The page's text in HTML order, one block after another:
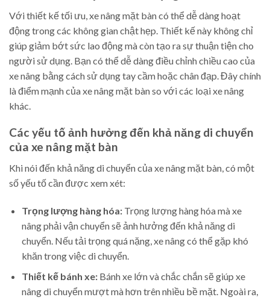
Với thiết kế tối ưu, xe nâng mặt bàn có thể dễ dàng hoạt
động trong các không gian chật hẹp. Thiết kế này không chỉ
giúp giảm bớt sức lao động mà còn tạo ra sự thuận tiện cho
người sử dụng. Bạn có thể dễ dàng điều chỉnh chiều cao của
xe nâng bằng cách sử dụng tay cầm hoặc chân đạp. Đây chính
là điểm mạnh của xe nâng mặt bàn so với các loại xe nâng
khác.
Các yếu tố ảnh hưởng đến khả năng di chuyển
của xe nâng mặt bàn
Khi nói đến khả năng di chuyển của xe nâng mặt bàn, có một
số yếu tố cần được xem xét:
Trọng lượng hàng hóa:Trọng lượng hàng hóa mà xe
nâng phải vận chuyển sẽ ảnh hưởng đến khả năng di
chuyển. Nếu tải trọng quá nặng, xe nâng có thể gặp khó
khăn trong việc di chuyển.
Thiết kế bánh xe:Bánh xe lớn và chắc chắn sẽ giúp xe
nâng di chuyển mượt mà hơn trên nhiều bề mặt. Ngoài ra,